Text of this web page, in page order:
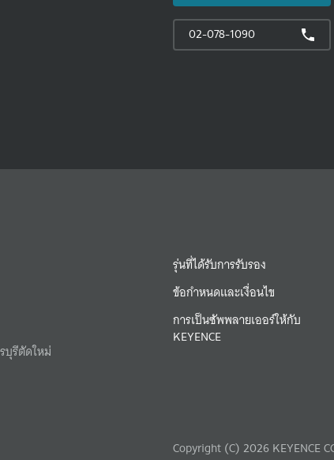
02-078-1090
บุรีตัดใหม่
รุ่นที่ได้รับการรับรอง
ข้อกำหนดและเงื่อนไข
การเป็นซัพพลายเออร์ให้กับ
KEYENCE
Copyright (C) 2026 KEYENCE